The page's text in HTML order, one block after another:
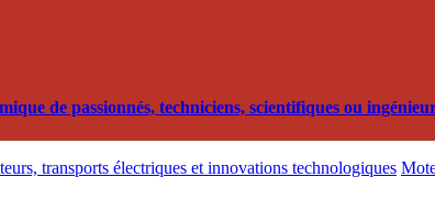
de passionnés, techniciens, scientifiques ou
transports électriques et innovations technologiques